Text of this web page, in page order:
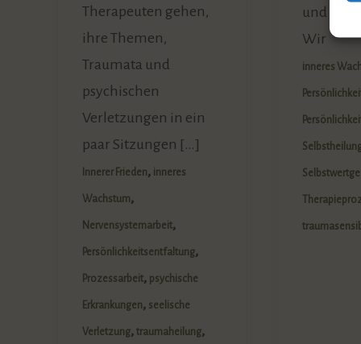
Therapeuten gehen,
ihre Themen,
Traumata und
psychischen
Verletzungen in ein
paar Sitzungen […]
Innerer Frieden, inneres
Wachstum,
Nervensystemarbeit,
Persönlichkeitsentfaltung,
Prozessarbeit, psychische
Erkrankungen, seelische
Verletzung, traumaheilung,
und
Wir
inneres